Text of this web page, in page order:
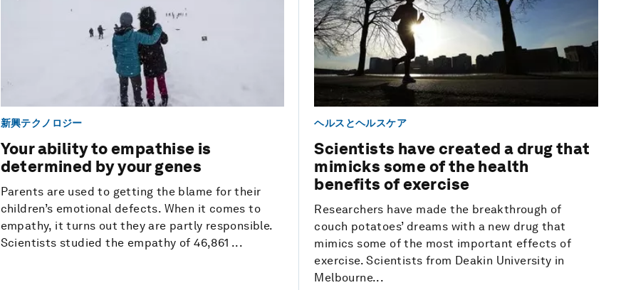
新興テクノロジー
Your ability to empathise is
determined by your genes
Parents are used to getting the blame for their
children’s emotional defects. When it comes to
empathy, it turns out they are partly responsible.
Scientists studied the empathy of 46,861 ...
ヘルスとヘルスケア
Scientists have created a drug that
mimicks some of the health
benefits of exercise
Researchers have made the breakthrough of
couch potatoes’ dreams with a new drug that
mimics some of the most important effects of
exercise. Scientists from Deakin University in
Melbourne...